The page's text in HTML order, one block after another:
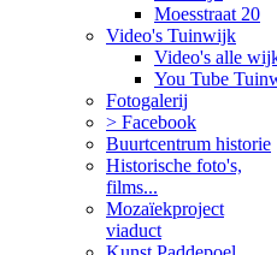
Moesstraat 20
Video's Tuinwijk
Video's alle
You Tube
Fotogalerij
> Facebook
Buurtcentrum historie
Historische foto's,
films...
Mozaïekproject
viaduct